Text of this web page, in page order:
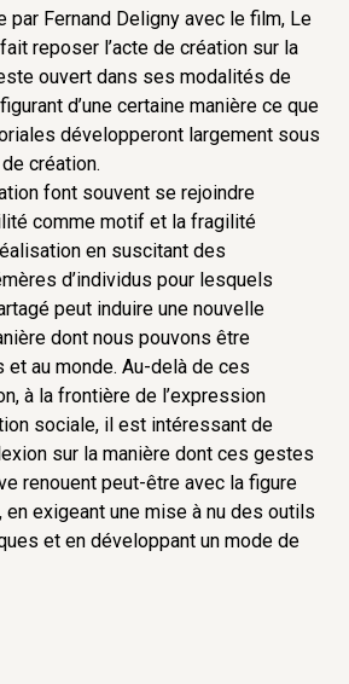
de dire quelque chose de
montrer, en compagnie
principalement issus
et de la théologie, que
un défaut ou le signe d’une
de corriger. La fragilité est le
qu’il s’agit d’accueillir
si les formes d’existence qui
peuvent se vivre sur le mode
le signe de la difficulté.
par Fernand Deligny avec le film, Le
reposer l’acte de création sur la
ouvert dans ses modalités de
d’une certaine manière ce que
développeront largement sous
création.
font souvent se rejoindre
comme motif et la fragilité
en suscitant des
d’individus pour lesquels
peut induire une nouvelle
dont nous pouvons être
et au monde. Au-delà de ces
à la frontière de l’expression
sociale, il est intéressant de
sur la manière dont ces gestes
renouent peut-être avec la figure
en exigeant une mise à nu des outils
et en développant un mode de